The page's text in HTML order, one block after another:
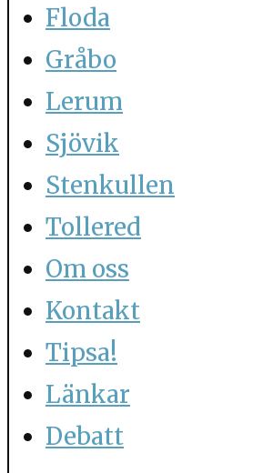
Floda
Gråbo
Lerum
Sjövik
Stenkullen
Tollered
Om oss
Kontakt
Tipsa!
Länkar
Debatt